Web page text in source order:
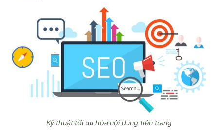
Kỹ thuật tối ưu hóa nội dung trên trang